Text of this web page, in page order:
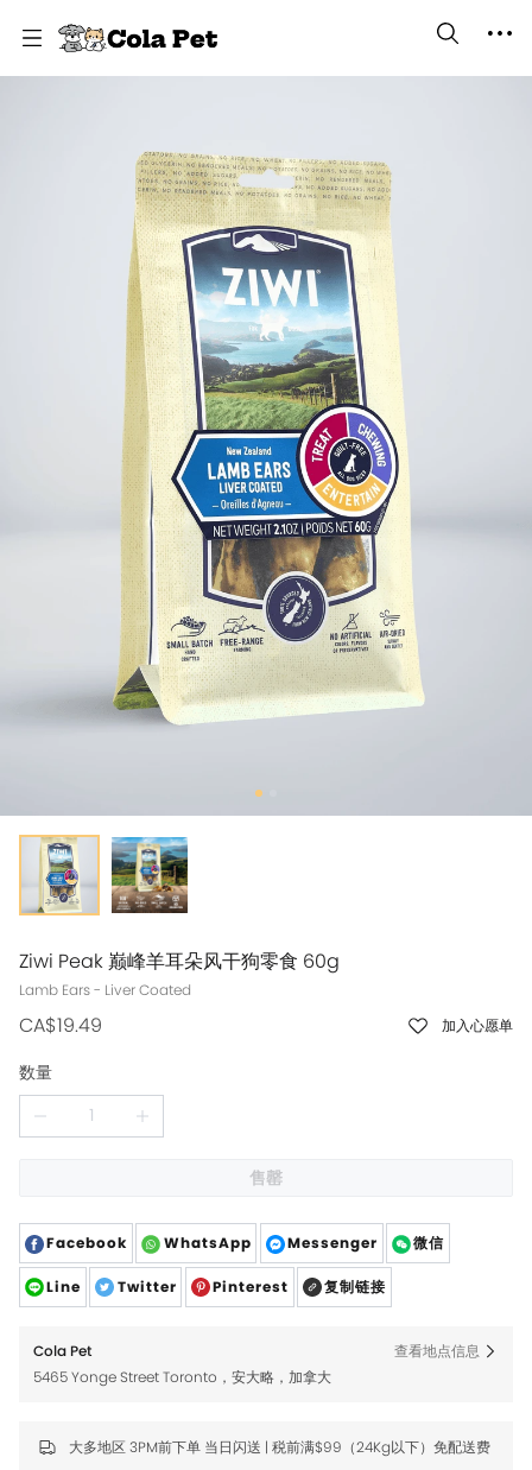
Ziwi Peak 巅峰羊耳朵风干狗零食 60g
Lamb Ears - Liver Coated
CA$19.49 加入心愿单
数量
售罄
Facebook WhatsApp Messenger 微信
Line Twitter Pinterest 复制链接
Cola Pet
5465 Yonge Street Toronto，安大略，加拿大
查看地点信息
大多地区 3PM前下单 当日闪送 | 税前满$99（24Kg以下）免配送费